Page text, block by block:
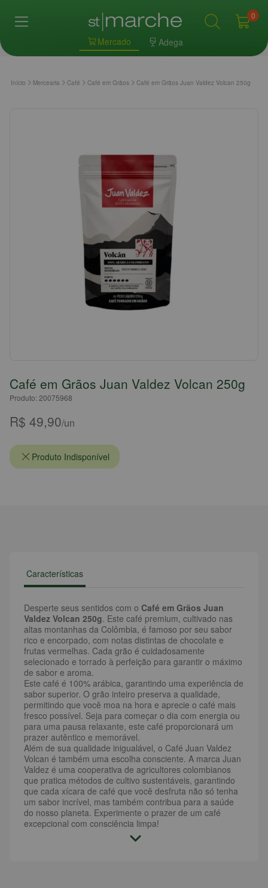
Mercado Adega
0
Início Mercearia Café Café em Grãos Café em Grãos Juan Valdez Volcan 250g
Café em Grãos Juan Valdez Volcan 250g
Produto: 20075968
R$ 49,90/un
Produto Indisponível
Características
Desperte seus sentidos com o Café em Grãos Juan
Valdez Volcan 250g. Este café premium, cultivado nas
altas montanhas da Colômbia, é famoso por seu sabor
rico e encorpado, com notas distintas de chocolate e
frutas vermelhas. Cada grão é cuidadosamente
selecionado e torrado à perfeição para garantir o máximo
de sabor e aroma.
Este café é 100% arábica, garantindo uma experiência de
sabor superior. O grão inteiro preserva a qualidade,
permitindo que você moa na hora e aprecie o café mais
fresco possível. Seja para começar o dia com energia ou
para uma pausa relaxante, este café proporcionará um
prazer autêntico e memorável.
Além de sua qualidade inigualável, o Café Juan Valdez
Volcan é também uma escolha consciente. A marca Juan
Valdez é uma cooperativa de agricultores colombianos
que pratica métodos de cultivo sustentáveis, garantindo
que cada xícara de café que você desfruta não só tenha
um sabor incrível, mas também contribua para a saúde
do nosso planeta. Experimente o prazer de um café
excepcional com consciência limpa!